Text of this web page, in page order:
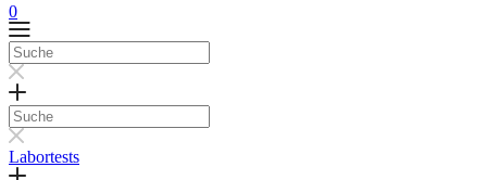
0
Suche
Suche
Labortests